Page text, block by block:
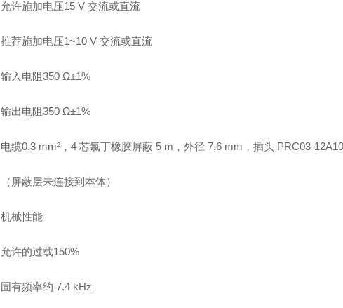
允许施加电压15 V 交流或直流
推荐施加电压1~10 V 交流或直流
输入电阻350 Ω±1%
输出电阻350 Ω±1%
电缆0.3 mm²，4 芯氯丁橡胶屏蔽 5 m，外径 7.6 mm，插头 PRC03-
（屏蔽层未连接到本体）
机械性能
允许的过载150%
固有频率约 7.4 kHz